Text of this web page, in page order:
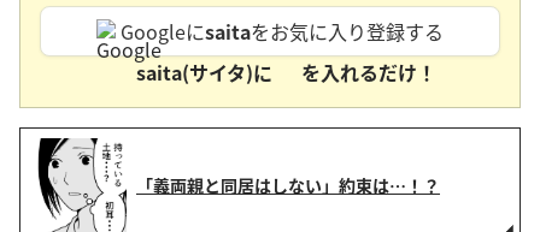
Googleにsaitaをお気に入り登録する
saita(サイタ)に
を入れるだけ！
「義両親と同居はしない」約束は…！？